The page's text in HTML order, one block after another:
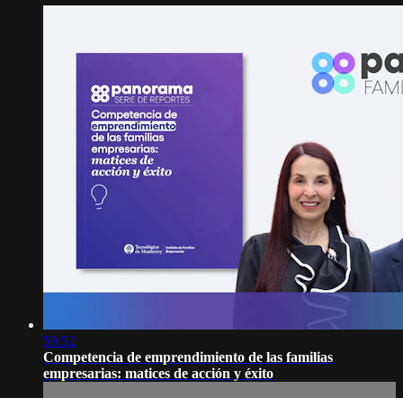
59:52
Competencia de emprendimiento de las familias
empresarias: matices de acción y éxito